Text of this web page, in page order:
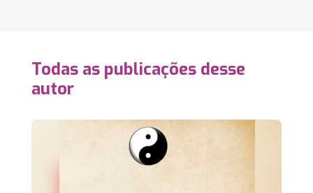
Todas as publicações desse
autor